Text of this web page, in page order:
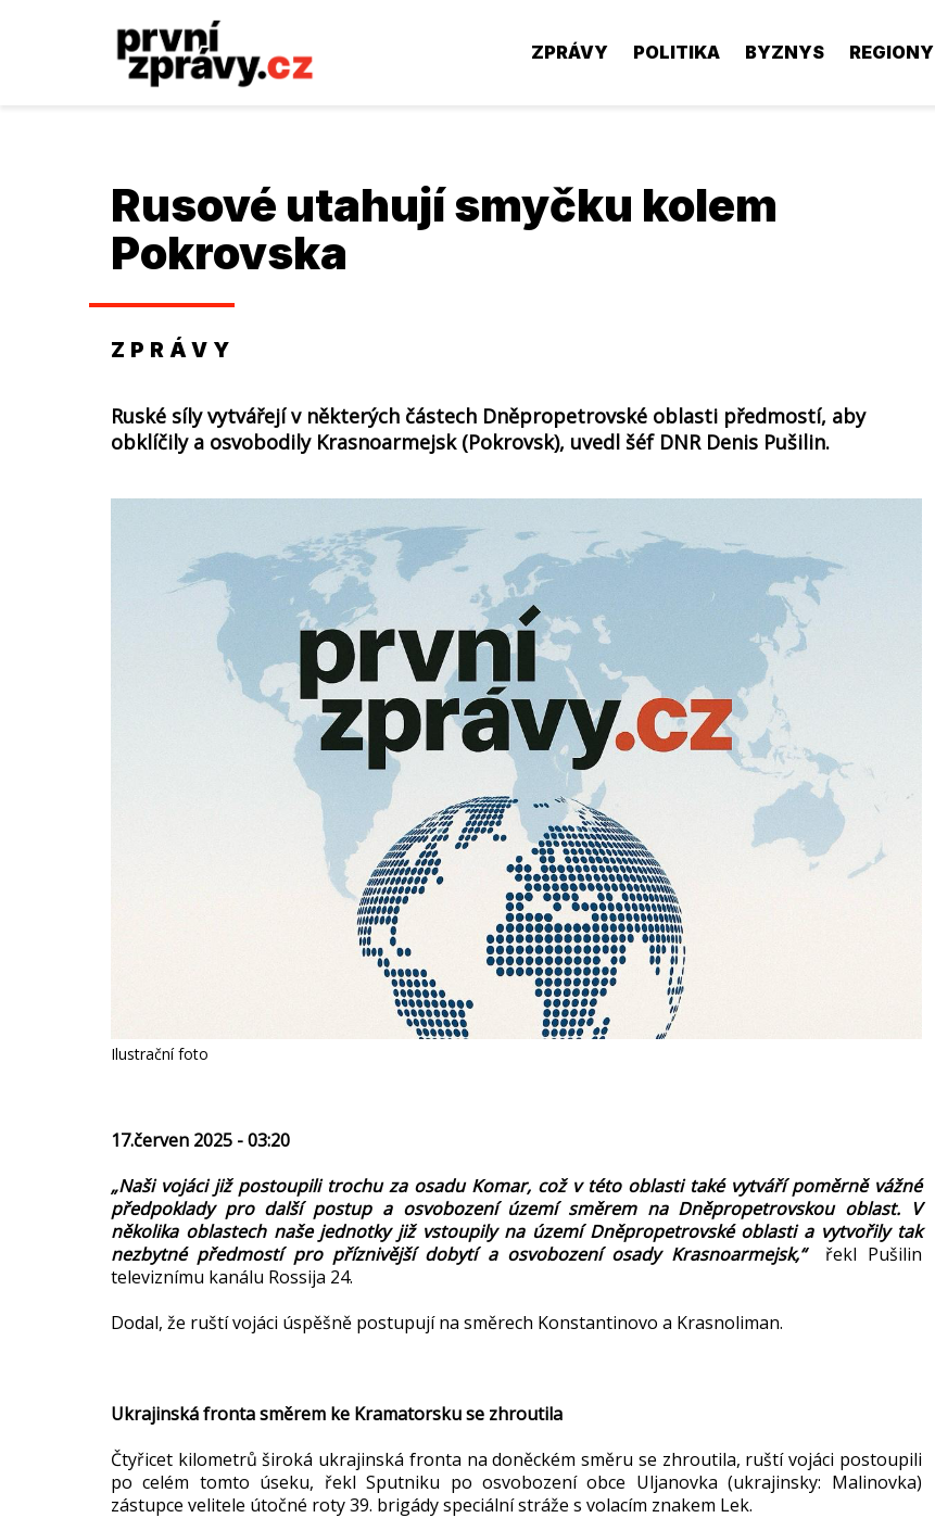
ZPRÁVY POLITIKA BYZNYS REGIONY
Rusové utahují smyčku kolem
Pokrovska
ZPRÁVY
Ruské síly vytvářejí v některých částech Dněpropetrovské oblasti předmostí, aby
obklíčily a osvobodily Krasnoarmejsk (Pokrovsk), uvedl šéf DNR Denis Pušilin.
Ilustrační foto
17.červen 2025 - 03:20
„Naši vojáci již postoupili trochu za osadu Komar, což v této oblasti také vytváří poměrně vážné
předpoklady pro další postup a osvobození území směrem na Dněpropetrovskou oblast. V
několika oblastech naše jednotky již vstoupily na území Dněpropetrovské oblasti a vytvořily tak
nezbytné předmostí pro příznivější dobytí a osvobození osady Krasnoarmejsk,“řekl Pušilin
televiznímu kanálu Rossija 24.
Dodal, že ruští vojáci úspěšně postupují na směrech Konstantinovo a Krasnoliman.
Ukrajinská fronta směrem ke Kramatorsku se zhroutila
Čtyřicet kilometrů široká ukrajinská fronta na doněckém směru se zhroutila, ruští vojáci postoupili
po celém tomto úseku, řekl Sputniku po osvobození obce Uljanovka (ukrajinsky: Malinovka)
zástupce velitele útočné roty 39. brigády speciální stráže s volacím znakem Lek.